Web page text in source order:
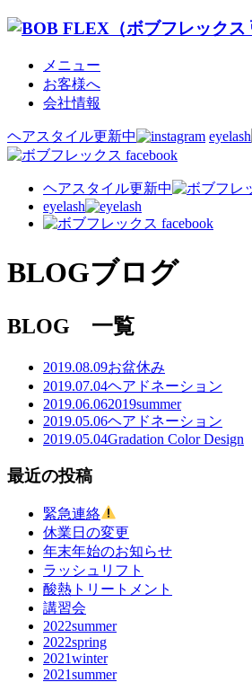
メニュー
お客様へ
会社情報
ヘアスタイル更新中 eyelash
ヘアスタイル更新中
eyelash
BLOGブログ
BLOG 一覧
2019.08.09お盆休み
2019.07.04ヘアドネーション
2019.06.062019summer
2019.05.06ヘアドネーション
2019.05.04Gradation Color Design
最近の投稿
緊急連絡
休業日の変更
年末年始のお知らせ
ラッシュリフト
酸熱トリートメント
講習会
2022summer
2022spring
2021winter
2021summer